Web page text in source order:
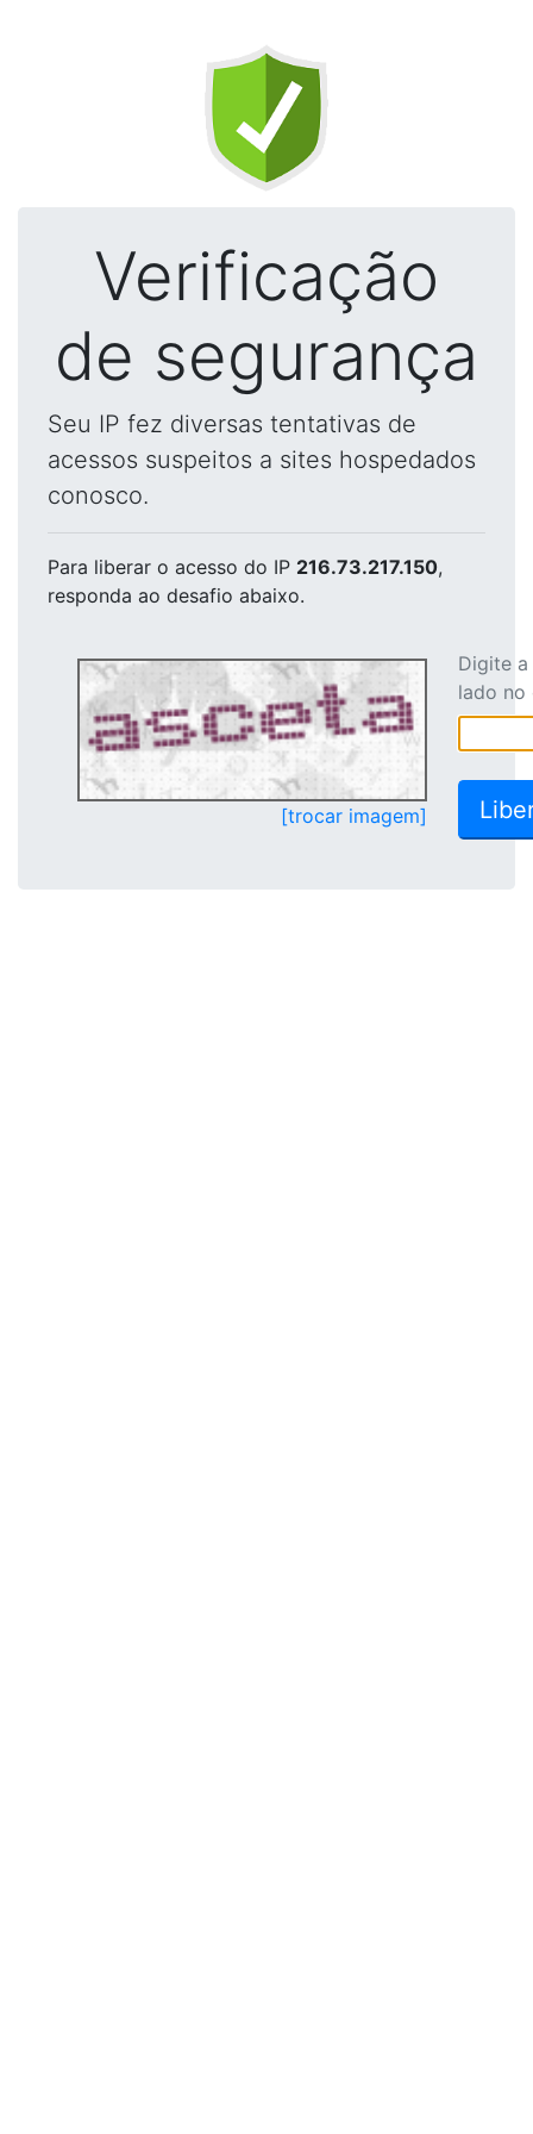
Verificação
de segurança
Seu IP fez diversas tentativas de
acessos suspeitos a sites hospedados
conosco.
Para liberar o acesso do IP 216.73.217.150,
responda ao desafio abaixo.
[trocar imagem]
Digite
lado no